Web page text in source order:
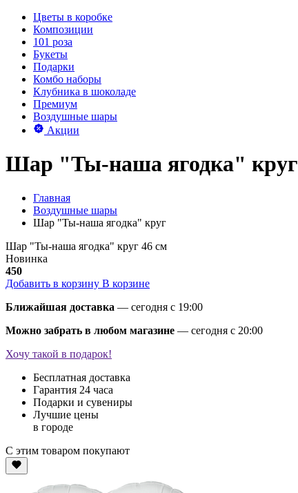
Цветы в коробке
Композиции
101 роза
Букеты
Подарки
Комбо наборы
Клубника в шоколаде
Премиум
Воздушные шары
Акции
Шар "Ты-наша ягодка" круг
Главная
Воздушные шары
Шар "Ты-наша ягодка" круг
Шар "Ты-наша ягодка" круг 46 см
Новинка
450
Добавить в корзину В корзине
Ближайшая доставка — сегодня c 19:00
Можно забрать в любом магазине — сегодня c 20:00
Хочу такой в подарок!
Бесплатная доставка
Гарантия 24 часа
Подарки и сувениры
Лучшие цены
в городе
С этим товаром покупают